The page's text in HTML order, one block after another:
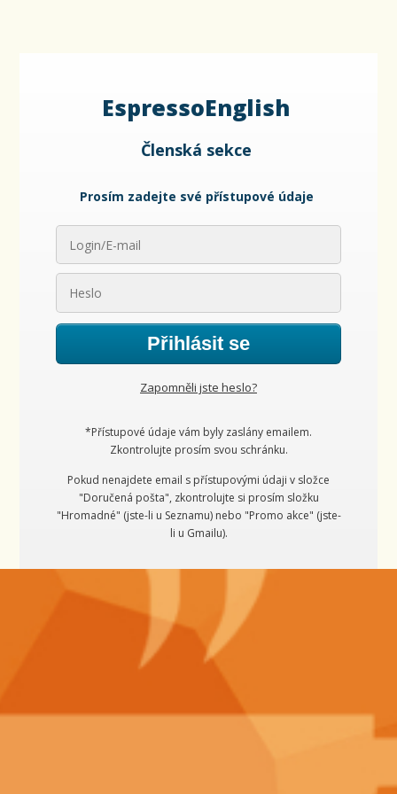
EspressoEnglish
Členská sekce
Prosím zadejte své přístupové údaje
Přihlásit se
Zapomněli jste heslo?
*Přístupové údaje vám byly zaslány emailem.
Zkontrolujte prosím svou schránku.
Pokud nenajdete email s přístupovými údaji v složce
"Doručená pošta", zkontrolujte si prosím složku
"Hromadné" (jste-li u Seznamu) nebo "Promo akce" (jste-
li u Gmailu).